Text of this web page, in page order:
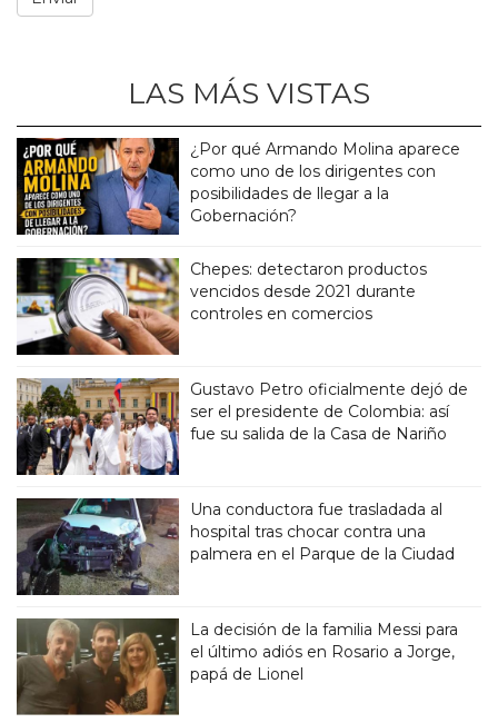
LAS MÁS VISTAS
¿Por qué Armando Molina aparece
como uno de los dirigentes con
posibilidades de llegar a la
Gobernación?
Chepes: detectaron productos
vencidos desde 2021 durante
controles en comercios
Gustavo Petro oficialmente dejó de
ser el presidente de Colombia: así
fue su salida de la Casa de Nariño
Una conductora fue trasladada al
hospital tras chocar contra una
palmera en el Parque de la Ciudad
La decisión de la familia Messi para
el último adiós en Rosario a Jorge,
papá de Lionel